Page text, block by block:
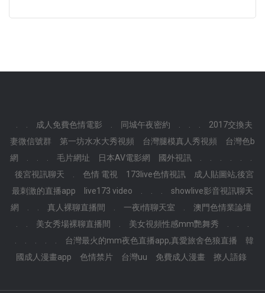
成人免費色情電影 同城午夜密約
2017交換夫
妻微信號群
第一坊水水大秀視頻 台灣腿模真人秀視頻
台灣色b
網
毛片網址 日本AV電影網 國外視訊
後宮視訊聊天
色情 電視 173live色情視訊
成人貼圖站,後宮
最刺激的直播app
live173 video
showlive影音視訊聊天
網
真人裸聊直播間 一夜i情聊天室
澳門色情業論壇
美女秀場裸聊直播間 美女視頻性感mm艷舞秀
台灣最火的mm夜色直播app,真愛旅舍色狼直播
韓
國成人漫畫app
色情禁片 台灣uu 免費成人漫畫 撩人語錄